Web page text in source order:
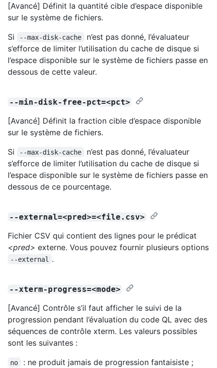
[Avancé] Définit la quantité cible d’espace disponible
sur le système de fichiers.
Si
--max-disk-cache
n’est pas donné, l’évaluateur
s’efforce de limiter l’utilisation du cache de disque si
l’espace disponible sur le système de fichiers passe en
dessous de cette valeur.
--min-disk-free-pct=<pct>
[Avancé] Définit la fraction cible d’espace disponible
sur le système de fichiers.
Si
--max-disk-cache
n’est pas donné, l’évaluateur
s’efforce de limiter l’utilisation du cache de disque si
l’espace disponible sur le système de fichiers passe en
dessous de ce pourcentage.
--external=<pred>=<file.csv>
Fichier CSV qui contient des lignes pour le prédicat
<pred> externe. Vous pouvez fournir plusieurs options
--external .
--xterm-progress=<mode>
[Avancé] Contrôle s’il faut afficher le suivi de la
progression pendant l’évaluation du code QL avec des
séquences de contrôle xterm. Les valeurs possibles
sont les suivantes :
no : ne produit jamais de progression fantaisiste ;